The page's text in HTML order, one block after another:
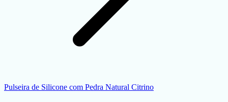
Pulseira de Silicone com Pedra Natural Citrino